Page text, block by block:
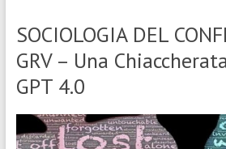
SOCIOLOGIA DEL
GRV – Una
GPT 4.0